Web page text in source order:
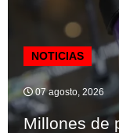
NOTICIAS
07 agosto, 2026
Millones de